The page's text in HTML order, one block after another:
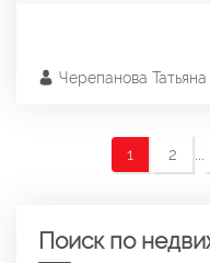
Черепанова Татьяна
1 2 ...
Поиск по